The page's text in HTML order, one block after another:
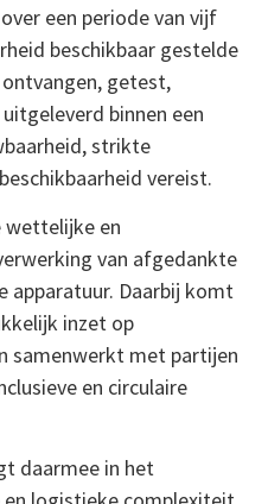
een periode van vijf
beschikbaar gestelde
getest,
binnen een
strikte
vereist.
wettelijke en
van afgedankte
apparatuur. Daarbij komt
inzet op
samenwerkt met partijen
en circulaire
daarmee in het